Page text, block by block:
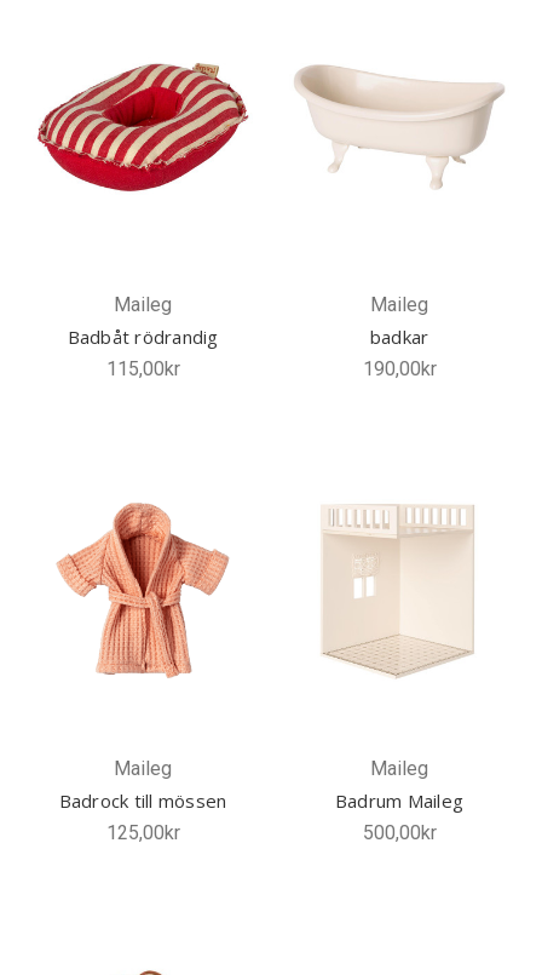
Maileg
Badbåt rödrandig
115,00kr
Maileg
badkar
190,00kr
Maileg
Badrock till mössen
125,00kr
Maileg
Badrum Maileg
500,00kr